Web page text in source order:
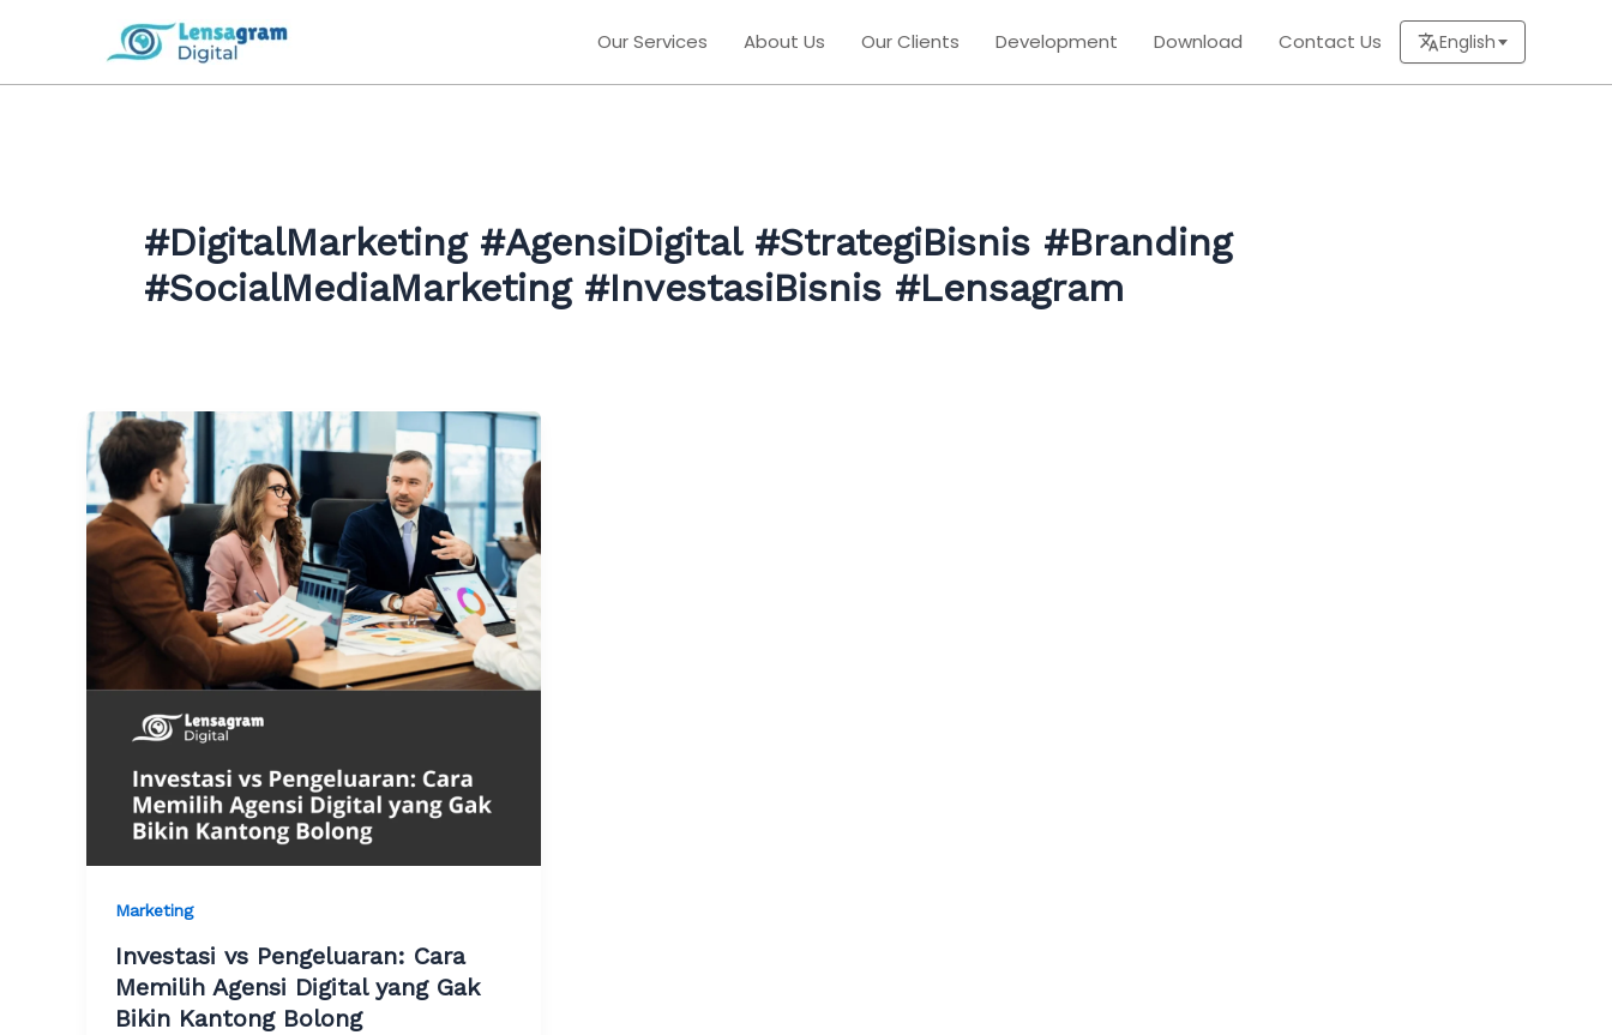
Our Services About Us Our Clients Development Download Contact Us English
#DigitalMarketing #AgensiDigital #StrategiBisnis #Branding
#SocialMediaMarketing #InvestasiBisnis #Lensagram
Marketing
Investasi vs Pengeluaran: Cara
Memilih Agensi Digital yang Gak
Bikin Kantong Bolong